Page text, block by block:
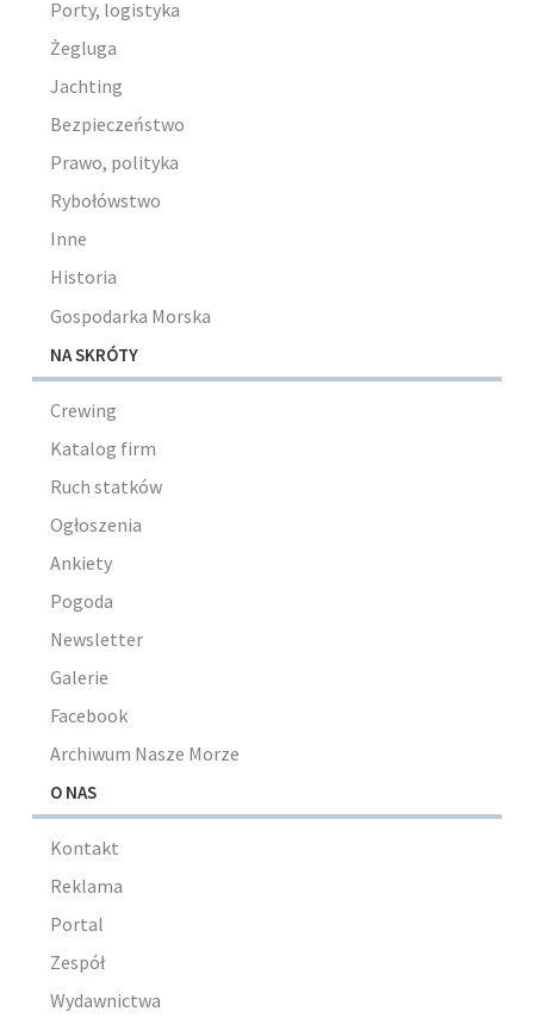
Porty, logistyka
Żegluga
Jachting
Bezpieczeństwo
Prawo, polityka
Rybołówstwo
Inne
Historia
Gospodarka Morska
NA SKRÓTY
Crewing
Katalog firm
Ruch statków
Ogłoszenia
Ankiety
Pogoda
Newsletter
Galerie
Facebook
Archiwum Nasze Morze
O NAS
Kontakt
Reklama
Portal
Zespół
Wydawnictwa